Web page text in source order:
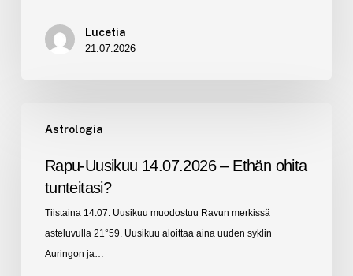
Lucetia
21.07.2026
Astrologia
Uusikuu
Ethän
ohita
tunteitasi?
Rapu-Uusikuu 14.07.2026 – Ethän ohita
tunteitasi?
Tiistaina 14.07. Uusikuu muodostuu Ravun merkissä
asteluvulla 21°59. Uusikuu aloittaa aina uuden syklin
Auringon ja…